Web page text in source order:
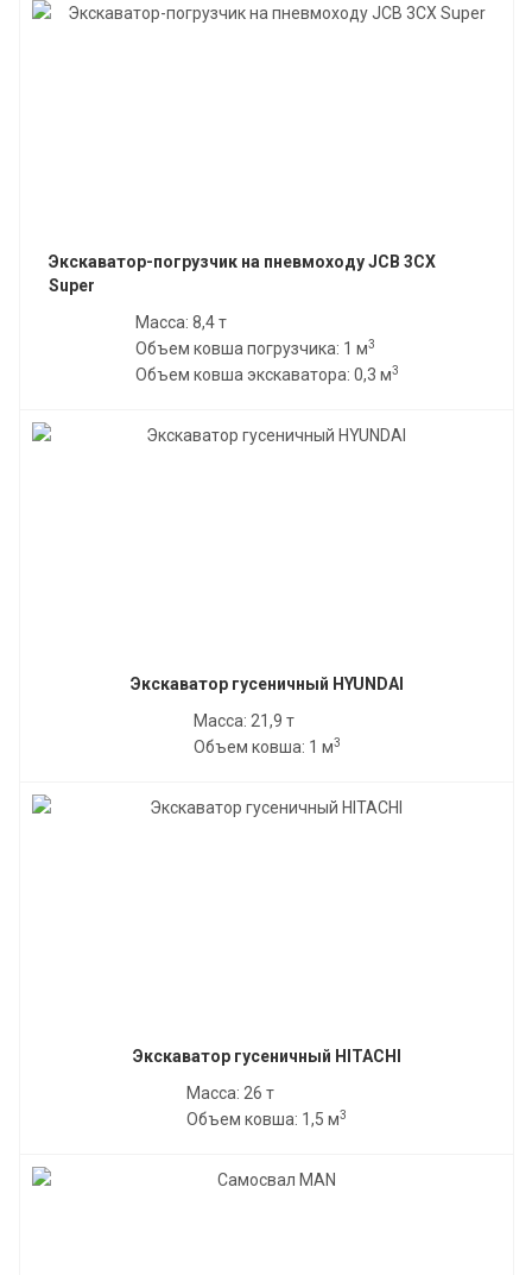
Экскаватор-погрузчик на пневмоходу JCB 3CX
Super
Масса: 8,4 т
Объем ковша погрузчика: 1 м3
Объем ковша экскаватора: 0,3 м3
Экскаватор гусеничный HYUNDAI
Масса: 21,9 т
Объем ковша: 1 м3
Экскаватор гусеничный HITACHI
Масса: 26 т
Объем ковша: 1,5 м3